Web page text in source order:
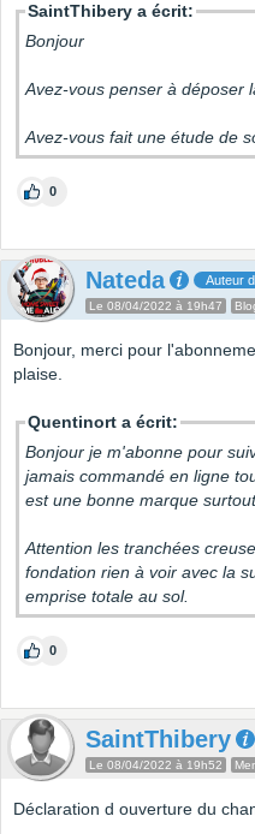
SaintThibery a écrit:
Bonjour
Avez-vous penser à déposer
Avez-vous fait une étude de
0
Nateda Auteur
Le 08/04/2022 à 19h47
Bonjour, merci pour
plaise.
Quentinort a écrit:
Bonjour je m'abonne pour
jamais commandé en ligne
est une bonne marque
Attention les tranchées
fondation rien à voir avec la
emprise totale au sol.
0
SaintThibery
Le 08/04/2022 à 19h52
Déclaration d ouverture du